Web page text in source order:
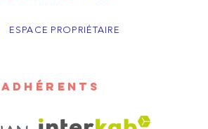
ESPACE PROPRIÉTAIRE
ADHÉRENTS